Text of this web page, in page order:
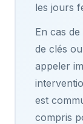
les jours
En cas
de clés
appeler
est
compris